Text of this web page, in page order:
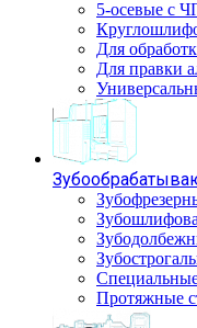
5-осевые с
Для
Для правки
Протяжные